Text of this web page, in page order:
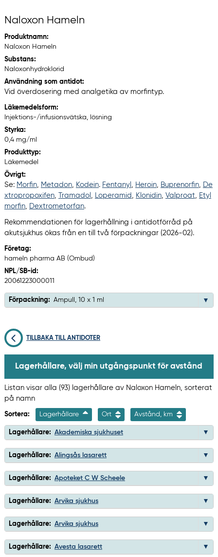
Naloxon Hameln
Produktnamn:
Naloxon Hameln
Substans:
Naloxonhydroklorid
Användning som antidot:
Vid överdosering med analgetika av morfintyp.
Läkemedelsform:
Injektions-/infusionsvätska, lösning
Styrka:
0,4 mg/ml
Produkttyp:
Läkemedel
Övrigt:
Se: Morfin, Metadon, Kodein. Fentanyl , Heroin, Buprenorfin, De
xtropropoxifen, Tramadol , Loperamid , Klonidin, Valproat, Etyl
morfin, Dextrometorfan.
Rekommendationen för lagerhållning i antidotförråd på
akutsjukhus ökas från en till två förpackningar (2026-02).
Företag:
hameln pharma AB (Ombud)
NPL/SB-id:
20061223000011
Förpackning: Ampull, 10 x 1 ml
TILLBAKA TILL ANTIDOTER
Lagerhållare, välj min utgångspunkt för avstånd
Listan visar alla (93) lagerhållare av Naloxon Hameln, sorterat
på namn
Sortera: Lagerhållare Ort Avstånd, km
Lagerhållare: Akademiska sjukhuset
Lagerhållare: Alingsås lasarett
Lagerhållare: Apoteket C W Scheele
Lagerhållare: Arvika sjukhus
Lagerhållare: Arvika sjukhus
Lagerhållare: Avesta lasarett